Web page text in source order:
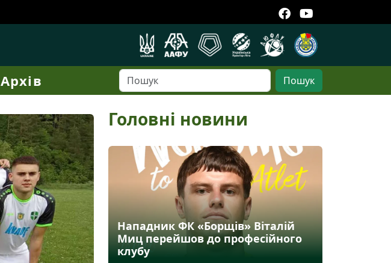
Архів Пошук
Головні новини
Нападник ФК «Борщів» Віталій
Миц перейшов до професійного
клубу